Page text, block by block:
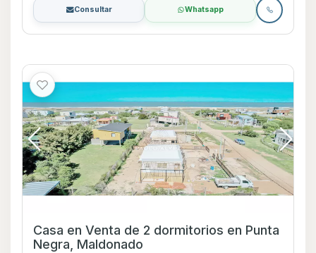
Consultar Whatsapp
Casa en Venta de 2 dormitorios en Punta
Negra, Maldonado